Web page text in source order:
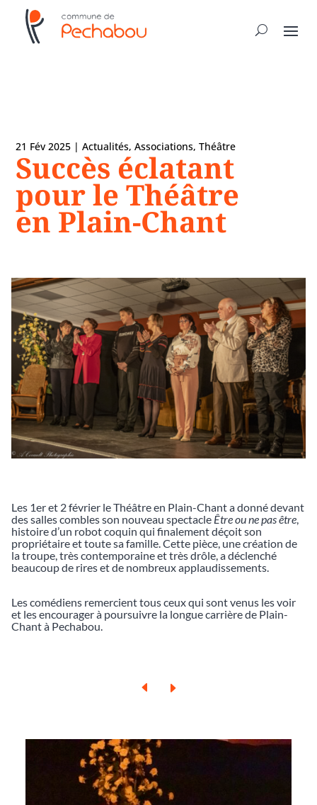
21 Fév 2025 |Actualités,Associations,Théâtre
Succès éclatant
pour le Théâtre
en Plain-Chant
Les 1er et 2 février le Théâtre en Plain-Chant a donné devant
des salles combles son nouveau spectacle Être ou ne pas être,
histoire d’un robot coquin qui finalement déçoit son
propriétaire et toute sa famille. Cette pièce, une création de
la troupe, très contemporaine et très drôle, a déclenché
beaucoup de rires et de nombreux applaudissements.
Les comédiens remercient tous ceux qui sont venus les voir
et les encourager à poursuivre la longue carrière de Plain-
Chant à Pechabou.